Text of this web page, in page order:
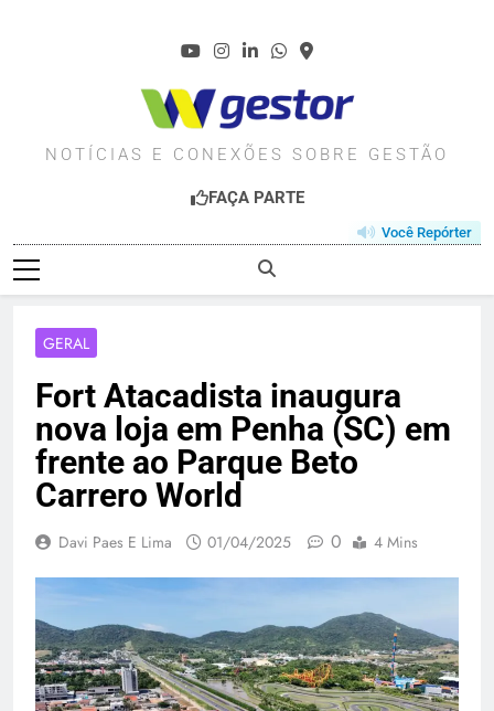
WGESTOR.COM.BR
NOTÍCIAS E CONEXÕES SOBRE GESTÃO
FAÇA PARTE
Você Repórter
GERAL
Fort Atacadista inaugura
nova loja em Penha (SC) em
frente ao Parque Beto
Carrero World
Davi Paes E Lima 01/04/2025 0 4 Mins